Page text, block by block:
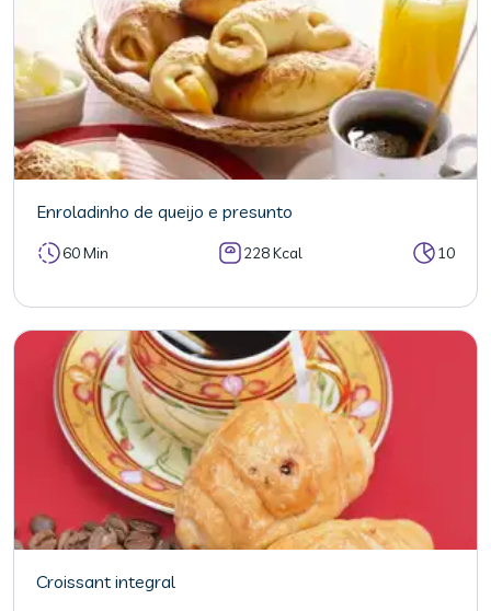
Enroladinho de queijo e presunto
60 Min 228 Kcal 10
Croissant integral